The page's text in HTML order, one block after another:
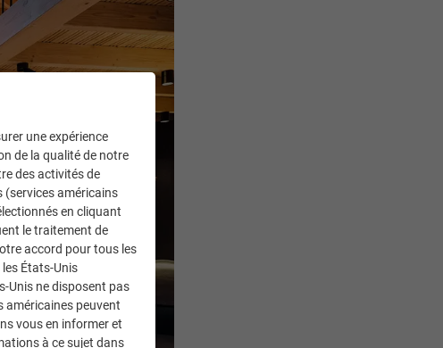
une expérience
de la qualité de notre
des activités de
(services américains
en cliquant
le traitement de
accord pour tous les
États-Unis
Unis ne disposent pas
américaines peuvent
vous en informer et
à ce sujet dans